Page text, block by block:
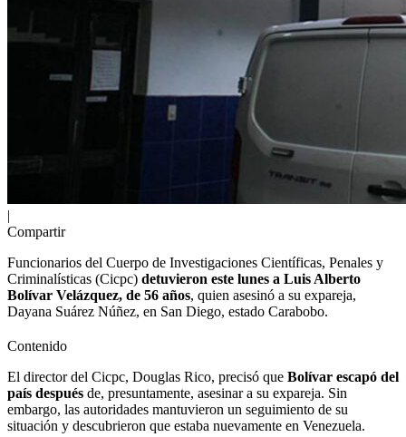
|
Compartir
Funcionarios del Cuerpo de Investigaciones Científicas, Penales y
Criminalísticas (Cicpc) detuvieron este lunes a Luis Alberto
Bolívar Velázquez, de 56 años, quien asesinó a su expareja,
Dayana Suárez Núñez, en San Diego, estado Carabobo.
Contenido
El director del Cicpc, Douglas Rico, precisó que Bolívar escapó del
país después de, presuntamente, asesinar a su expareja. Sin
embargo, las autoridades mantuvieron un seguimiento de su
situación y descubrieron que estaba nuevamente en Venezuela.